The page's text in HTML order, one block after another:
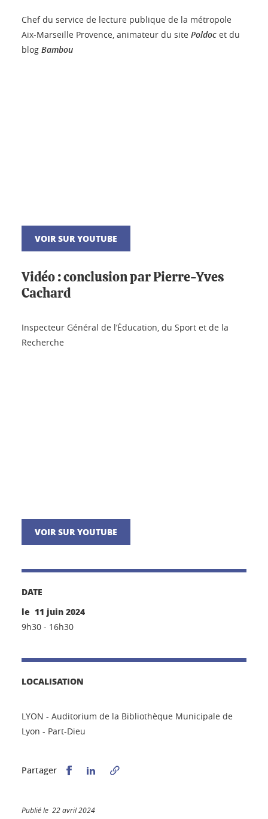
Chef du service de lecture publique de la métropole
Aix-Marseille Provence, animateur du site Poldoc et du
blog Bambou
VOIR SUR YOUTUBE
Vidéo : conclusion par Pierre-Yves
Cachard
Inspecteur Général de l’Éducation, du Sport et de la
Recherche
VOIR SUR YOUTUBE
DATE
le 11 juin 2024
9h30 - 16h30
LOCALISATION
LYON - Auditorium de la Bibliothèque Municipale de
Lyon - Part-Dieu
Partager Partager sur Facebook
Partager sur LinkedIn
Publié le 22 avril 2024